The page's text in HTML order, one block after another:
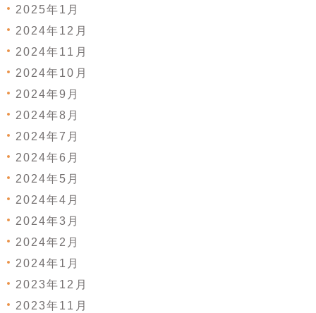
2025年1月
2024年12月
2024年11月
2024年10月
2024年9月
2024年8月
2024年7月
2024年6月
2024年5月
2024年4月
2024年3月
2024年2月
2024年1月
2023年12月
2023年11月